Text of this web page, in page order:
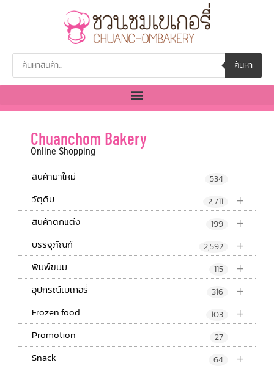
ค้นหา
Chuanchom Bakery
Online Shopping
สินค้ามาใหม่ 534
+
วัตุดิบ 2,711
+
สินค้าตกแต่ง 199
+
บรรจุภัณฑ์ 2,592
+
พิมพ์ขนม 115
+
อุปกรณ์เบเกอรี่ 316
+
Frozen food 103
Promotion 27
+
Snack 64